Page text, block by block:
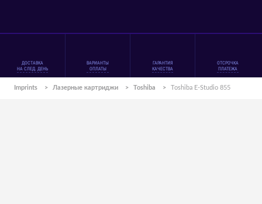
ДОСТАВКА
НА СЛЕД. ДЕНЬ
ВАРИАНТЫ
ОПЛАТЫ
ГАРАНТИЯ
КАЧЕСТВА
ОТСРОЧКА
ПЛАТЕЖА
Imprints > Лазерные картриджи > Toshiba > Toshiba E-Studio 855